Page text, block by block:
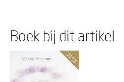
Boek bij dit artikel